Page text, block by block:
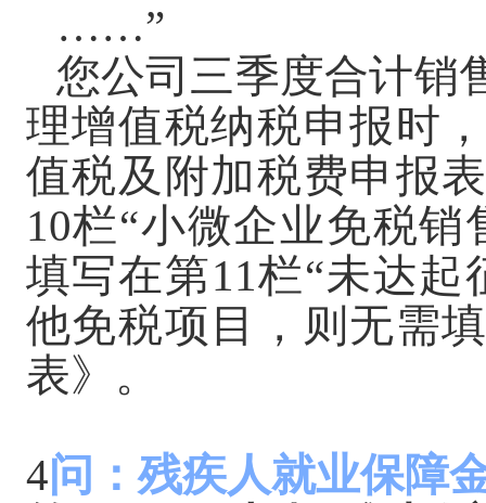
……”
您公司三季度合计销
理增值税纳税申报时
值税及附加税费申报
10栏“小微企业免税
填写在第11栏“未达
他免税项目，则无需
表》。
4问：残疾人就业保障